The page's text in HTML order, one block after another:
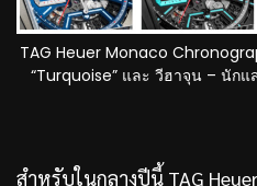
TAG Heuer Monaco
“Turquoise” และ วีฮาจุน – นัก
สำหรับในกลางปีนี้ TAG